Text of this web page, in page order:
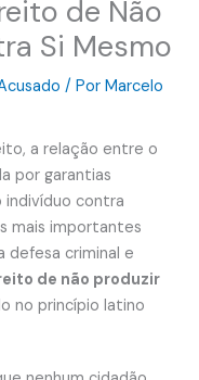
de Não
Si Mesmo
/ PorMarcelo
a relação entre o
por garantias
indivíduo contra
mais importantes
defesa criminal e
de não produzir
no princípio latino